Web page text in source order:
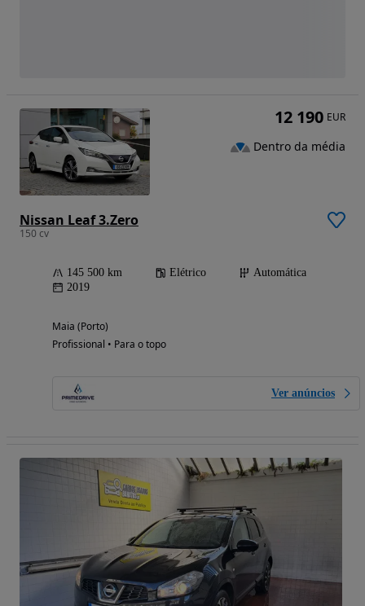
Nissan Leaf 3.Zero
150 cv
145 500 km Elétrico
Automática
2019
Maia (Porto)
Profissional • Para o topo
Ver anúncios
12 190 EUR
Dentro da média